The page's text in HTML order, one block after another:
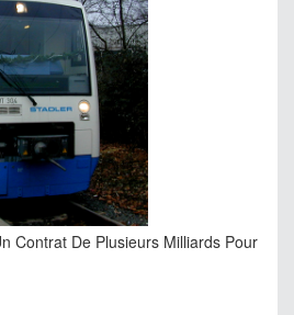
Contrat De Plusieurs Milliards Pour